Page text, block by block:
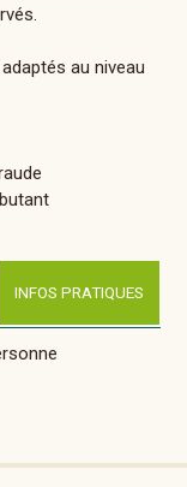
au niveau
INFOS PRATIQUES